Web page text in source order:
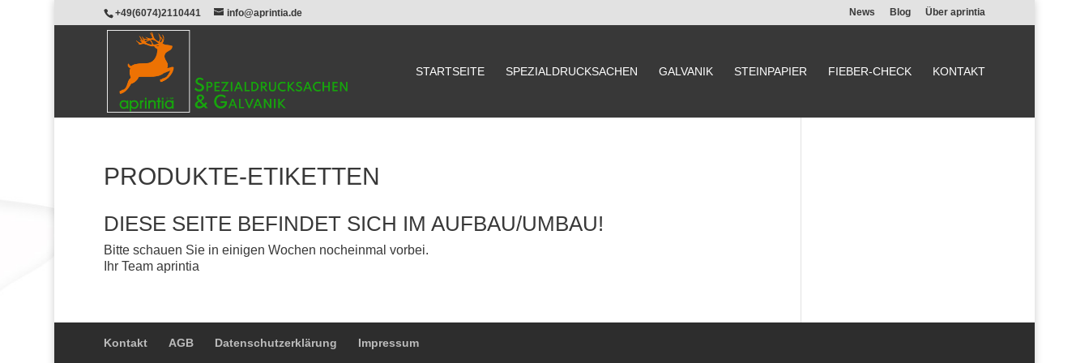
+49(6074)2110441 info@aprintia.de News Blog Über aprintia
STARTSEITE SPEZIALDRUCKSACHEN GALVANIK STEINPAPIER FIEBER-CHECK KONTAKT
PRODUKTE-ETIKETTEN
DIESE SEITE BEFINDET SICH IM AUFBAU/UMBAU!
Bitte schauen Sie in einigen Wochen nocheinmal vorbei.
Ihr Team aprintia
Kontakt AGB Datenschutzerklärung Impressum